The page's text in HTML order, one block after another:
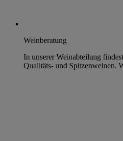
Weinberatung
In unserer Weinabteilung
Qualitäts- und Spitzenweinen.